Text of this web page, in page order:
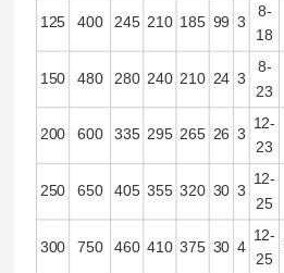
125 400 245 210 185 99 3
8-
18
150 480 280 240 210 24 3
8-
23
200 600 335 295 265 26 3
12-
23
250 650 405 355 320 30 3
12-
25
300 750 460 410 375 30 4
12-
25